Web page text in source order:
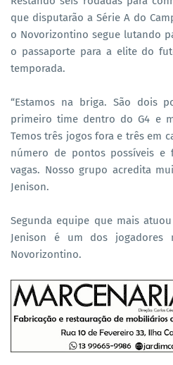
que disputarão a Série A do
o Novorizontino segue lutando
o passaporte para a elite do
temporada.
“Estamos na briga. São dois
primeiro time dentro do G4 e
Temos três jogos fora e três em
número de pontos possíveis e
vagas. Nosso grupo acredita
Jenison.
Segunda equipe que mais
Jenison é um dos jogadores
Novorizontino.